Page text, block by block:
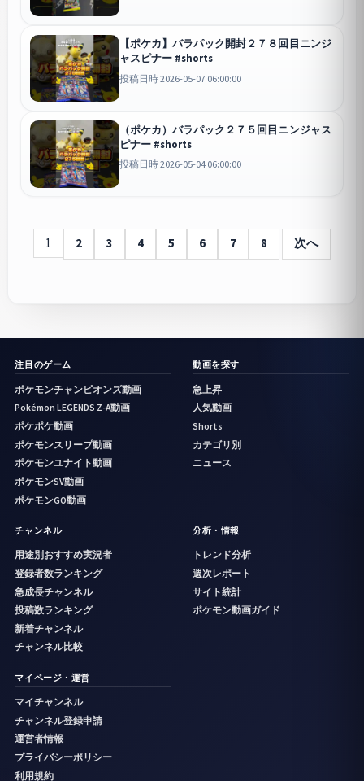
【ポケカ】バラパック開封２７８回目ニンジ
ャスピナー #shorts
投稿日時 2026-05-07 06:00:00
（ポケカ）バラパック２７５回目ニンジャス
ピナー #shorts
投稿日時 2026-05-04 06:00:00
1 2 3 4 5 6 7 8 次へ
注目のゲーム
ポケモンチャンピオンズ動画
Pokémon LEGENDS Z-A動画
ポケポケ動画
ポケモンスリープ動画
ポケモンユナイト動画
ポケモンSV動画
ポケモンGO動画
動画を探す
急上昇
人気動画
Shorts
カテゴリ別
ニュース
チャンネル
用途別おすすめ実況者
登録者数ランキング
急成長チャンネル
投稿数ランキング
新着チャンネル
チャンネル比較
分析・情報
トレンド分析
週次レポート
サイト統計
ポケモン動画ガイド
マイページ・運営
マイチャンネル
チャンネル登録申請
運営者情報
プライバシーポリシー
利用規約